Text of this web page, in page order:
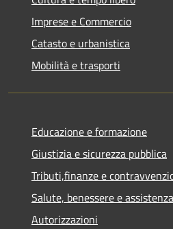
Imprese e Commercio
Catasto e urbanistica
Mobilità e trasporti
Educazione e formazione
Giustizia e sicurezza pubblica
Tributi,finanze e
Salute, benessere e assistenza
Autorizzazioni